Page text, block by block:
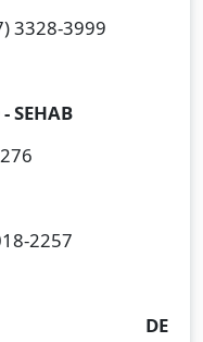
3328-3999
- SEHAB
2257
DE